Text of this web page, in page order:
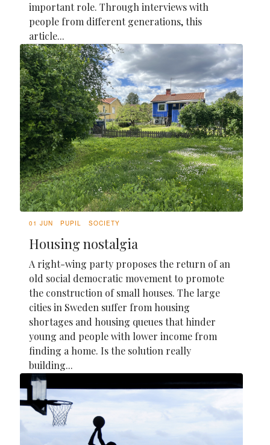
important role. Through interviews with
people from different generations, this
article...
01 JUN PUPIL SOCIETY
Housing nostalgia
A right-wing party proposes the return of an
old social democratic movement to promote
the construction of small houses. The large
cities in Sweden suffer from housing
shortages and housing queues that hinder
young and people with lower income from
finding a home. Is the solution really
building...